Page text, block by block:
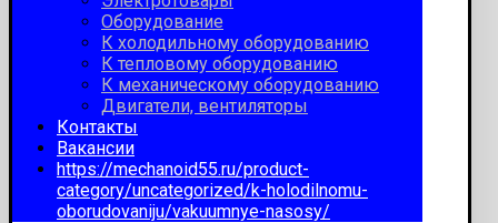
Оборудование
К холодильному оборудованию
К тепловому оборудованию
К механическому оборудованию
Двигатели, вентиляторы
Контакты
Вакансии
https://mechanoid55.ru/product-
category/uncategorized/k-holodilnomu-
oborudovaniju/vakuumnye-nasosy/